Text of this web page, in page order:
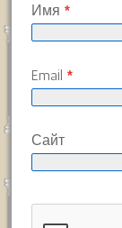
Имя *
Email *
Сайт